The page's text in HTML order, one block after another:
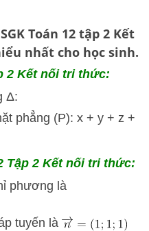
Toán 12 tập 2 Kết
nhất cho học sinh.
2 Kết nối tri thức:
Δ:
phẳng (P): x + y + z +
Tập 2 Kết nối tri thức:
phương là
tuyến là